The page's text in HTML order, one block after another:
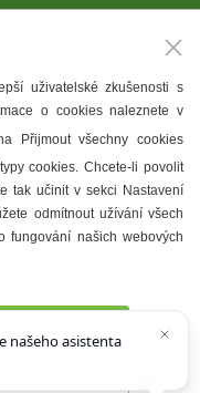
galerie
uživatelské zkušenosti s
o cookies naleznete v
Přijmout všechny cookies
cookies. Chcete-li povolit
tak učinit v sekci Nastavení
odmítnout užívání všech
fungování našich webových
našeho asistenta